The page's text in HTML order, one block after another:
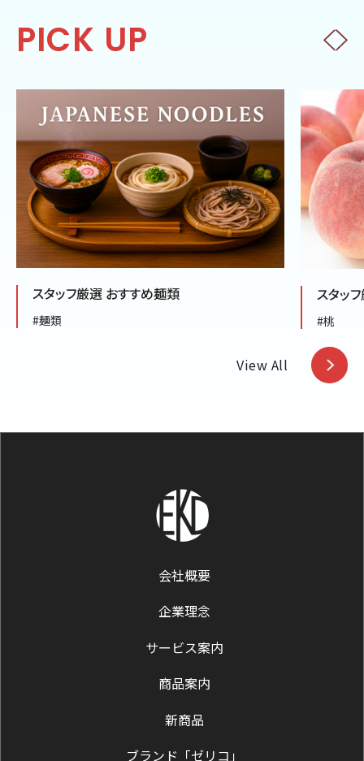
PICK UP
スタッフ厳選 おすすめ麺類
#麺類
スタッ
#桃
View All
会社概要
企業理念
サービス案内
商品案内
新商品
ブランド「ゼリコ」